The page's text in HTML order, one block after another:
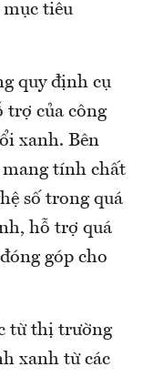
mục tiêu
quy định cụ
trợ của công
xanh. Bên
mang tính chất
số trong quá
hỗ trợ quá
góp cho
từ thị trường
xanh từ các